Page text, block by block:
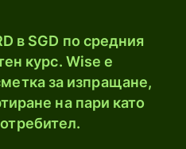
в SGD по средния
курс. Wise е
за изпращане,
на пари като